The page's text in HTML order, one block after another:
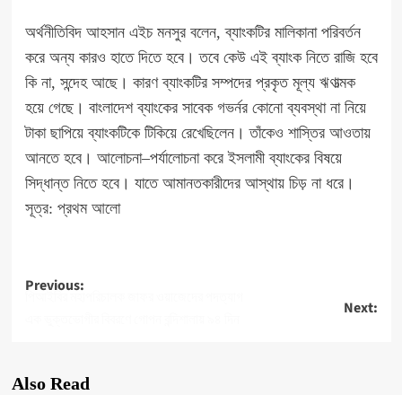
অর্থনীতিবিদ আহসান এইচ মনসুর বলেন, ব্যাংকটির মালিকানা পরিবর্তন
করে অন্য কারও হাতে দিতে হবে। তবে কেউ এই ব্যাংক নিতে রাজি হবে
কি না, সন্দেহ আছে। কারণ ব্যাংকটির সম্পদের প্রকৃত মূল্য ঋণাত্মক
হয়ে গেছে। বাংলাদেশ ব্যাংকের সাবেক গভর্নর কোনো ব্যবস্থা না নিয়ে
টাকা ছাপিয়ে ব্যাংকটিকে টিকিয়ে রেখেছিলেন। তাঁকেও শাস্তির আওতায়
আনতে হবে। আলোচনা–পর্যালোচনা করে ইসলামী ব্যাংকের বিষয়ে
সিদ্ধান্ত নিতে হবে। যাতে আমানতকারীদের আস্থায় চিড় না ধরে।
সূত্র: প্রথম আলো
Post
Previous:
পিআইবির মহাপরিচালক জাফর ওয়াজেদের পদত্যাগ
Next:
Also Read